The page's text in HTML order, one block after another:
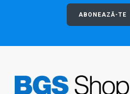
ABONEAZĂ-TE